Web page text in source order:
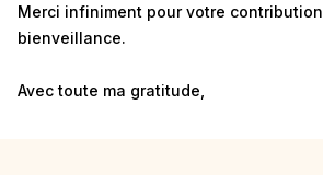
Merci infiniment pour votre
bienveillance.
Avec toute ma gratitude,